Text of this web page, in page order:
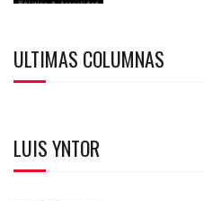
ULTIMAS COLUMNAS
LUIS YNTOR